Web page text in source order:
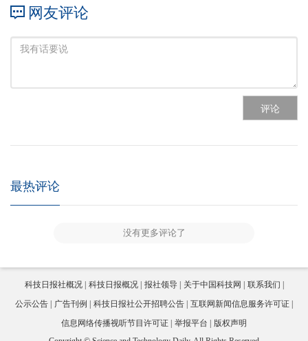
网友评论
评论
最热评论
没有更多评论了
科技日报社概况 科技日报概况 报社领导 关于中国科技网
联系我们
公示公告
广告刊例 科技日报社公开招聘公告
互联网新闻信息服务许可证
信息网络传播视听节目许可证
举报平台
版权声明